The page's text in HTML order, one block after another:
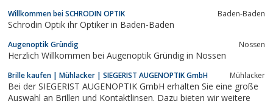
Willkommen bei SCHRODIN OPTIK Baden-Baden
Schrodin Optik ihr Optiker in Baden-Baden
Augenoptik Gründig Nossen
Herzlich Willkommen bei Augenoptik Gründig in Nossen
Brille kaufen | Mühlacker | SIEGERIST AUGENOPTIK GmbH Mühlacker
Bei der SIEGERIST AUGENOPTIK GmbH erhalten Sie eine große
Auswahl an Brillen und Kontaktlinsen. Dazu bieten wir weitere